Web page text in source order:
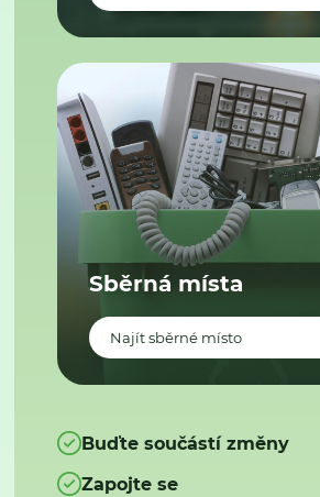
Sběrná místa
Najít sběrné místo
Buďte součástí změny
Zapojte se